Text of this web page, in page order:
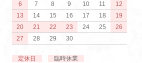
6
7 8 9 10 11
12
13
14 15 16 17 18
19
20
21 22 23 24 25
26
27
28 29 30
定休日
臨時休業